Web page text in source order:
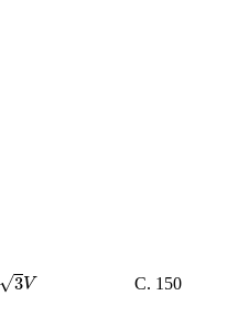
√3V
V
C. 150